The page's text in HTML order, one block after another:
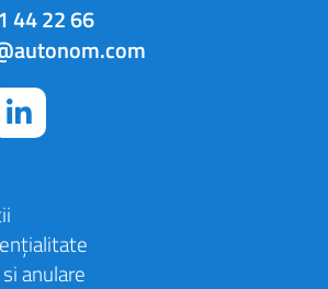
44 22 66
anulare